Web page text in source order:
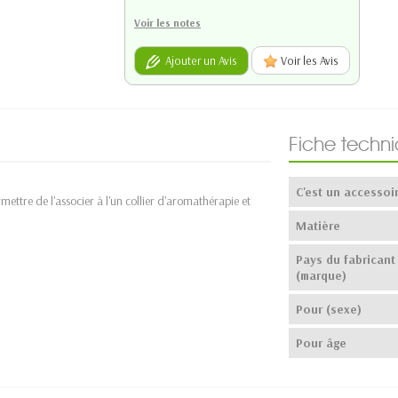
Voir les notes
Ajouter un Avis Voir les Avis
de l'associer à l'un collier d'aromathérapie et
Fiche
C'est un
Matière
Pays du fabricant
(marque)
Pour (sexe)
Pour âge